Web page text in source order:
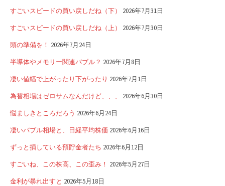
すごいスピードの買い戻しだね（下） 2026年7月31日
すごいスピードの買い戻しだね（上） 2026年7月30日
頭の準備を！ 2026年7月24日
半導体やメモリー関連バブル？ 2026年7月8日
凄い値幅で上がったり下がったり 2026年7月1日
為替相場はゼロサムなんだけど、、、 2026年6月30日
悩ましきところだろう 2026年6月24日
凄いバブル相場と、日経平均株価 2026年6月16日
ずっと損している預貯金者たち 2026年6月12日
すごいね、この株高、この歪み！ 2026年5月27日
金利が暴れ出すと 2026年5月18日